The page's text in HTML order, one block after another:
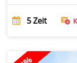
5Zeit